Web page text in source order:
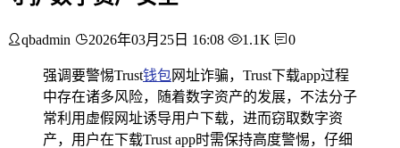
qbadmin 2026年03月25日 16:08 1.1K 0
强调要警惕Trust钱包网址诈骗，Trust下载app过程
中存在诸多风险，随着数字资产的发展，不法分子
常利用虚假网址诱导用户下载，进而窃取数字资
产，用户在下载Trust app时需保持高度警惕，仔细